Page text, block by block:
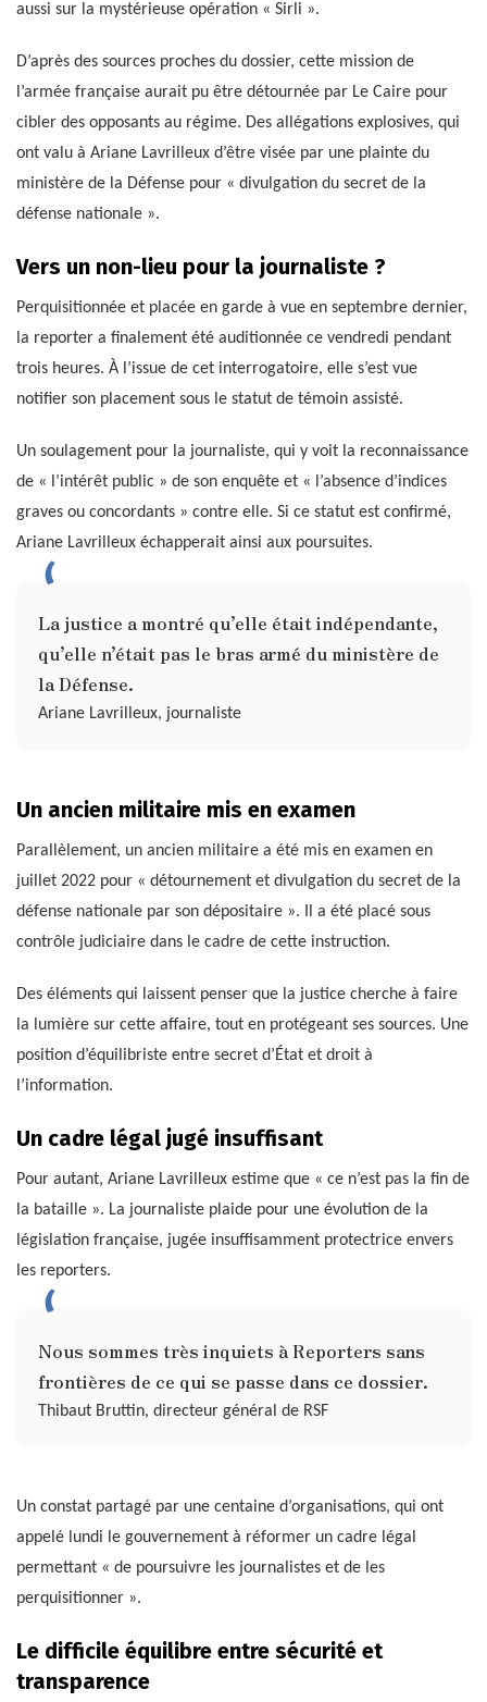
aussi sur la mystérieuse opération « Sirli ».
D’après des sources proches du dossier, cette mission de
l’armée française aurait pu être détournée par Le Caire pour
cibler des opposants au régime. Des allégations explosives, qui
ont valu à Ariane Lavrilleux d’être visée par une plainte du
ministère de la Défense pour « divulgation du secret de la
défense nationale ».
Vers un non-lieu pour la journaliste ?
Perquisitionnée et placée en garde à vue en septembre dernier,
la reporter a finalement été auditionnée ce vendredi pendant
trois heures. À l’issue de cet interrogatoire, elle s’est vue
notifier son placement sous le statut de témoin assisté.
Un soulagement pour la journaliste, qui y voit la reconnaissance
de « l’intérêt public » de son enquête et « l’absence d’indices
graves ou concordants » contre elle. Si ce statut est confirmé,
Ariane Lavrilleux échapperait ainsi aux poursuites.
La justice a montré qu’elle était indépendante,
qu’elle n’était pas le bras armé du ministère de
la Défense.
Ariane Lavrilleux, journaliste
Un ancien militaire mis en examen
Parallèlement, un ancien militaire a été mis en examen en
juillet 2022 pour « détournement et divulgation du secret de la
défense nationale par son dépositaire ». Il a été placé sous
contrôle judiciaire dans le cadre de cette instruction.
Des éléments qui laissent penser que la justice cherche à faire
la lumière sur cette affaire, tout en protégeant ses sources. Une
position d’équilibriste entre secret d’État et droit à
l’information.
Un cadre légal jugé insuffisant
Pour autant, Ariane Lavrilleux estime que « ce n’est pas la fin de
la bataille ». La journaliste plaide pour une évolution de la
législation française, jugée insuffisamment protectrice envers
les reporters.
Nous sommes très inquiets à Reporters sans
frontières de ce qui se passe dans ce dossier.
Thibaut Bruttin, directeur général de RSF
Un constat partagé par une centaine d’organisations, qui ont
appelé lundi le gouvernement à réformer un cadre légal
permettant « de poursuivre les journalistes et de les
perquisitionner ».
Le difficile équilibre entre sécurité et
transparence